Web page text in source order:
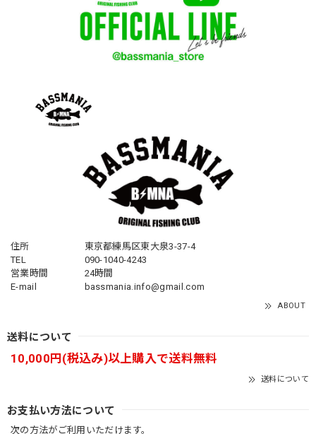
住所
東京都練馬区東大泉3-37-4
TEL
090-1040-4243
営業時間
24時間
E-mail
bassmania.info@gmail.com
ABOUT
送料について
10,000円(税込み)以上購入で送料無料
送料について
お支払い方法について
次の方法がご利用いただけます。